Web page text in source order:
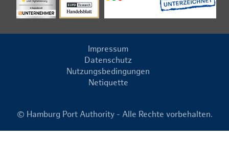
Impressum
Datenschutz
Nutzungsbedingungen
Netiquette
© Hamburg Port Authority - Alle Rechte vorbehalten.